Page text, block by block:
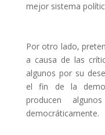
mejor sistema
Por otro lado,
a causa de las
algunos por su
el fin de la
producen
democráticamente.